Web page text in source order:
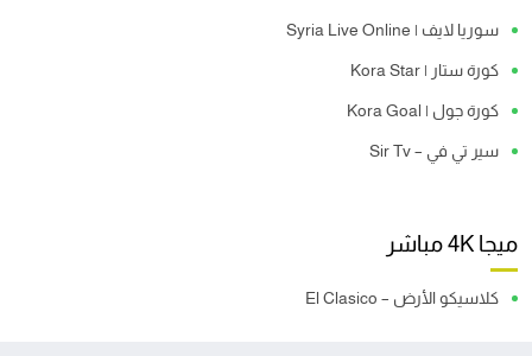
سوريا لايف | Syria Live Online
كورة ستار | Kora Star
كورة جول | Kora Goal
سير تي في – Sir Tv
ميجا 4K مباشر
كلاسيكو الأرض – El Clasico